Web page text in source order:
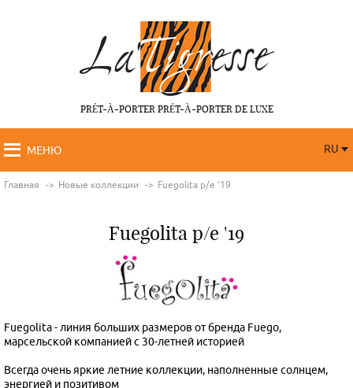
PRÉT-À-PORTER PRÉT-À-PORTER DE LUXE
МЕНЮ
RU
Главная Новые коллекции Fuegolita p/e '19
Fuegolita p/e '19
Fuegolita - линия больших размеров от бренда Fuego,
марсельской компанией с 30-летней историей
Всегда очень яркие летние коллекции, наполненные солнцем,
энергией и позитивом